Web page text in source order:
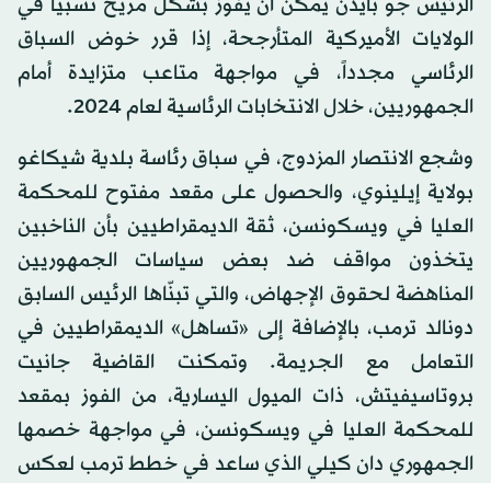
الرئيس جو بايدن يمكن أن يفوز بشكل مريح نسبياً في
الولايات الأميركية المتأرجحة، إذا قرر خوض السباق
الرئاسي مجدداً، في مواجهة متاعب متزايدة أمام
الجمهوريين، خلال الانتخابات الرئاسية لعام 2024.
وشجع الانتصار المزدوج، في سباق رئاسة بلدية شيكاغو
بولاية إيلينوي، والحصول على مقعد مفتوح للمحكمة
العليا في ويسكونسن، ثقة الديمقراطيين بأن الناخبين
يتخذون مواقف ضد بعض سياسات الجمهوريين
المناهضة لحقوق الإجهاض، والتي تبنّاها الرئيس السابق
دونالد ترمب، بالإضافة إلى «تساهل» الديمقراطيين في
التعامل مع الجريمة. وتمكنت القاضية جانيت
بروتاسيفيتش، ذات الميول اليسارية، من الفوز بمقعد
للمحكمة العليا في ويسكونسن، في مواجهة خصمها
الجمهوري دان كيلي الذي ساعد في خطط ترمب لعكس